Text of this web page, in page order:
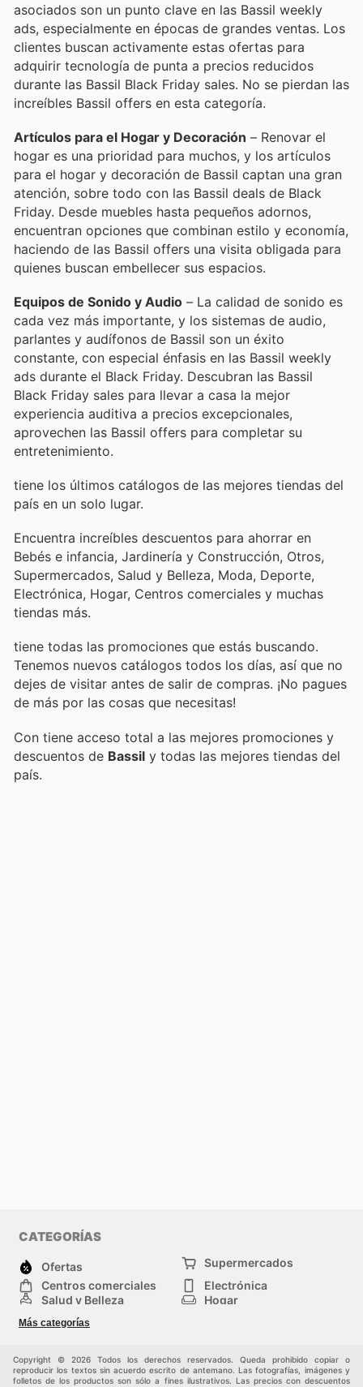
asociados son un punto clave en las Bassil weekly
ads, especialmente en épocas de grandes ventas. Los
clientes buscan activamente estas ofertas para
adquirir tecnología de punta a precios reducidos
durante las Bassil Black Friday sales. No se pierdan las
increíbles Bassil offers en esta categoría.
Artículos para el Hogar y Decoración – Renovar el
hogar es una prioridad para muchos, y los artículos
para el hogar y decoración de Bassil captan una gran
atención, sobre todo con las Bassil deals de Black
Friday. Desde muebles hasta pequeños adornos,
encuentran opciones que combinan estilo y economía,
haciendo de las Bassil offers una visita obligada para
quienes buscan embellecer sus espacios.
Equipos de Sonido y Audio – La calidad de sonido es
cada vez más importante, y los sistemas de audio,
parlantes y audífonos de Bassil son un éxito
constante, con especial énfasis en las Bassil weekly
ads durante el Black Friday. Descubran las Bassil
Black Friday sales para llevar a casa la mejor
experiencia auditiva a precios excepcionales,
aprovechen las Bassil offers para completar su
entretenimiento.
tiene los últimos catálogos de las mejores tiendas del
país en un solo lugar.
Encuentra increíbles descuentos para ahorrar en
Bebés e infancia, Jardinería y Construcción, Otros,
Supermercados, Salud y Belleza, Moda, Deporte,
Electrónica, Hogar, Centros comerciales y muchas
tiendas más.
tiene todas las promociones que estás buscando.
Tenemos nuevos catálogos todos los días, así que no
dejes de visitar antes de salir de compras. ¡No pagues
de más por las cosas que necesitas!
Con tiene acceso total a las mejores promociones y
descuentos de Bassil y todas las mejores tiendas del
país.
CATEGORÍAS
Ofertas
Supermercados
Centros comerciales
Electrónica
Salud y Belleza
Hogar
Construcción
Más categorías
Copyright © 2026 Todos los derechos reservados. Queda prohibido copiar o
reproducir los textos sin acuerdo escrito de antemano. Las fotografías, imágenes y
folletos de los productos son sólo a fines ilustrativos. Las precios con descuentos